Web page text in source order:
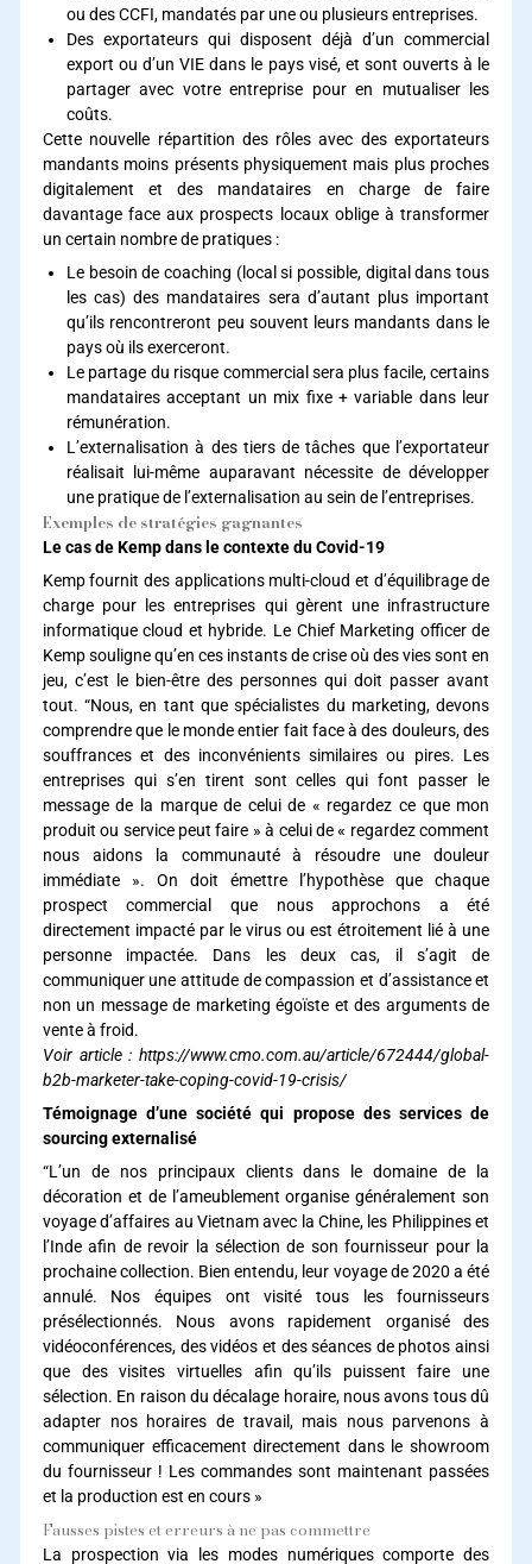
ou des CCFI, mandatés par une ou plusieurs entreprises.
Des exportateurs qui disposent déjà d’un commercial
export ou d’un VIE dans le pays visé, et sont ouverts à le
partager avec votre entreprise pour en mutualiser les
coûts.
Cette nouvelle répartition des rôles avec des exportateurs
mandants moins présents physiquement mais plus proches
digitalement et des mandataires en charge de faire
davantage face aux prospects locaux oblige à transformer
un certain nombre de pratiques :
Le besoin de coaching (local si possible, digital dans tous
les cas) des mandataires sera d’autant plus important
qu’ils rencontreront peu souvent leurs mandants dans le
pays où ils exerceront.
Le partage du risque commercial sera plus facile, certains
mandataires acceptant un mix fixe + variable dans leur
rémunération.
L’externalisation à des tiers de tâches que l’exportateur
réalisait lui-même auparavant nécessite de développer
une pratique de l’externalisation au sein de l’entreprises.
Exemples de stratégies gagnantes
Le cas de Kemp dans le contexte du Covid-19
Kemp fournit des applications multi-cloud et d’équilibrage de
charge pour les entreprises qui gèrent une infrastructure
informatique cloud et hybride. Le Chief Marketing officer de
Kemp souligne qu’en ces instants de crise où des vies sont en
jeu, c’est le bien-être des personnes qui doit passer avant
tout. “Nous, en tant que spécialistes du marketing, devons
comprendre que le monde entier fait face à des douleurs, des
souffrances et des inconvénients similaires ou pires. Les
entreprises qui s’en tirent sont celles qui font passer le
message de la marque de celui de « regardez ce que mon
produit ou service peut faire » à celui de « regardez comment
nous aidons la communauté à résoudre une douleur
immédiate ». On doit émettre l’hypothèse que chaque
prospect commercial que nous approchons a été
directement impacté par le virus ou est étroitement lié à une
personne impactée. Dans les deux cas, il s’agit de
communiquer une attitude de compassion et d’assistance et
non un message de marketing égoïste et des arguments de
vente à froid.
Voir article :https://www.cmo.com.au/article/672444/global-
b2b-marketer-take-coping-covid-19-crisis/
Témoignage d’une société qui propose des services de
sourcing externalisé
“L’un de nos principaux clients dans le domaine de la
décoration et de l’ameublement organise généralement son
voyage d’affaires au Vietnam avec la Chine, les Philippines et
l’Inde afin de revoir la sélection de son fournisseur pour la
prochaine collection. Bien entendu, leur voyage de 2020 a été
annulé. Nos équipes ont visité tous les fournisseurs
présélectionnés. Nous avons rapidement organisé des
vidéoconférences, des vidéos et des séances de photos ainsi
que des visites virtuelles afin qu’ils puissent faire une
sélection. En raison du décalage horaire, nous avons tous dû
adapter nos horaires de travail, mais nous parvenons à
communiquer efficacement directement dans le showroom
du fournisseur ! Les commandes sont maintenant passées
et la production est en cours »
Fausses pistes et erreurs à ne pas commettre
La prospection via les modes numériques comporte des